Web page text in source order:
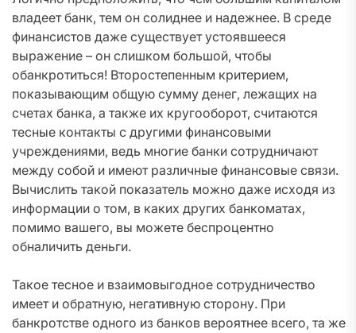
владеет банк, тем он солиднее и надежнее. В среде
финансистов даже существует устоявшееся
выражение – он слишком большой, чтобы
обанкротиться! Второстепенным критерием,
показывающим общую сумму денег, лежащих на
счетах банка, а также их кругооборот, считаются
тесные контакты с другими финансовыми
учреждениями, ведь многие банки сотрудничают
между собой и имеют различные финансовые связи.
Вычислить такой показатель можно даже исходя из
информации о том, в каких других банкоматах,
помимо вашего, вы можете беспроцентно
обналичить деньги.
Такое тесное и взаимовыгодное сотрудничество
имеет и обратную, негативную сторону. При
банкротстве одного из банков вероятнее всего, та же